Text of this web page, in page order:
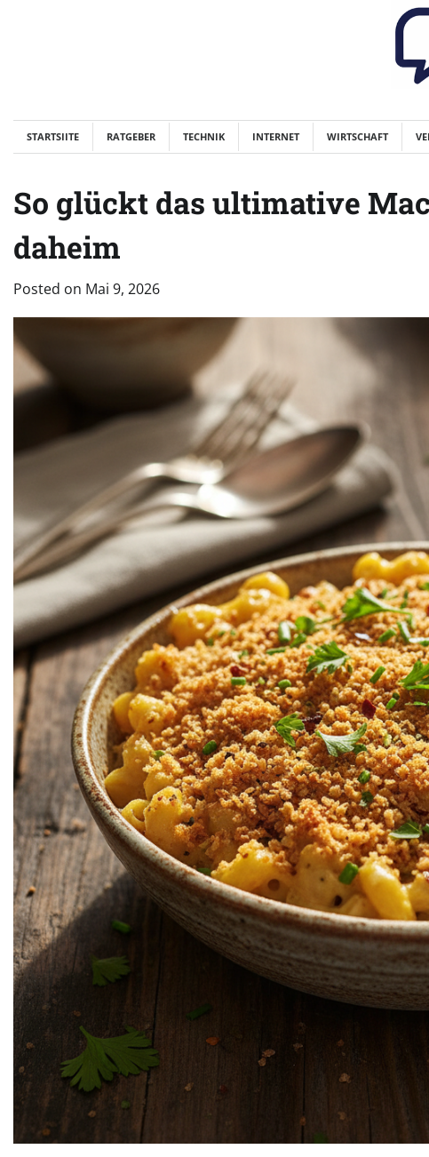
STARTSIITE RATGEBER TECHNIK INTERNET WIRTSCHAFT
So glückt das ultimative
daheim
Posted on Mai 9, 2026